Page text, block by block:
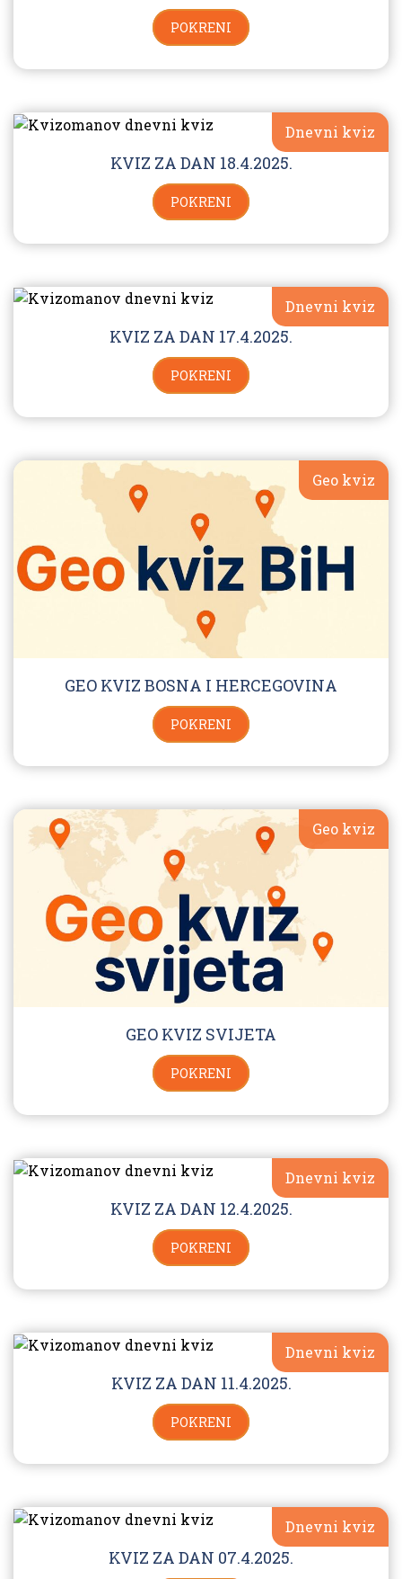
POKRENI
Dnevni kviz
KVIZ ZA DAN 18.4.2025.
POKRENI
Dnevni kviz
KVIZ ZA DAN 17.4.2025.
POKRENI
Geo kviz
GEO KVIZ BOSNA I HERCEGOVINA
POKRENI
Geo kviz
GEO KVIZ SVIJETA
POKRENI
Dnevni kviz
KVIZ ZA DAN 12.4.2025.
POKRENI
Dnevni kviz
KVIZ ZA DAN 11.4.2025.
POKRENI
Dnevni kviz
KVIZ ZA DAN 07.4.2025.